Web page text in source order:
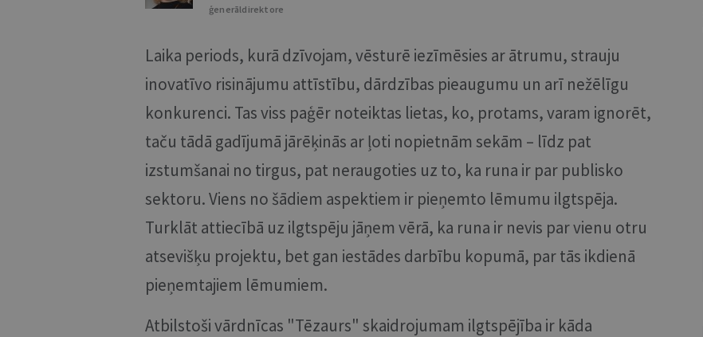
ģenerāldirektore
Laika periods, kurā dzīvojam, vēsturē iezīmēsies ar ātrumu, strauju
inovatīvo risinājumu attīstību, dārdzības pieaugumu un arī nežēlīgu
konkurenci. Tas viss paģēr noteiktas lietas, ko, protams, varam ignorēt,
taču tādā gadījumā jārēķinās ar ļoti nopietnām sekām – līdz pat
izstumšanai no tirgus, pat neraugoties uz to, ka runa ir par publisko
sektoru. Viens no šādiem aspektiem ir pieņemto lēmumu ilgtspēja.
Turklāt attiecībā uz ilgtspēju jāņem vērā, ka runa ir nevis par vienu otru
atsevišķu projektu, bet gan iestādes darbību kopumā, par tās ikdienā
pieņemtajiem lēmumiem.
Atbilstoši vārdnīcas "Tēzaurs" skaidrojumam ilgtspējība ir kāda